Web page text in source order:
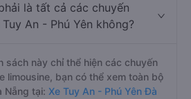
là tất cả các chuyến
An - Phú Yên không?
sách này chỉ thể hiện các chuyến
limousine, bạn có thể xem toàn bộ
Nẵng tại: Xe Tuy An - Phú Yên Đà